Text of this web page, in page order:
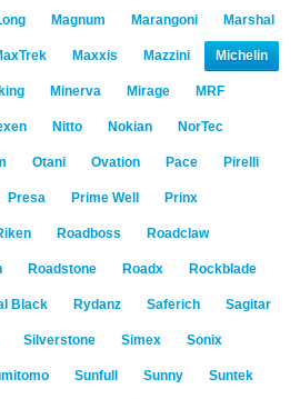
Magnum Marangoni Marshal
Maxxis Mazzini Michelin
Minerva Mirage MRF
Nitto Nokian NorTec
Otani Ovation Pace Pirelli
Presa Prime Well Prinx
Roadboss Roadclaw
Roadstone Roadx Rockblade
Black Rydanz Saferich Sagitar
Silverstone Simex Sonix
Sunfull Sunny Suntek